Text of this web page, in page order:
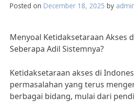
Posted on December 18, 2025 by
Menyoal Ketidaksetaraan Akses
Seberapa Adil Sistemnya?
Ketidaksetaraan akses di
permasalahan yang terus
berbagai bidang, mulai dari